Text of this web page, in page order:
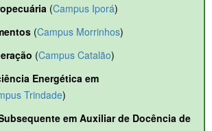
(Campus Iporá)
(Campus Morrinhos)
(Campus Catalão)
Energética em
Trindade)
em Auxiliar de Docência de